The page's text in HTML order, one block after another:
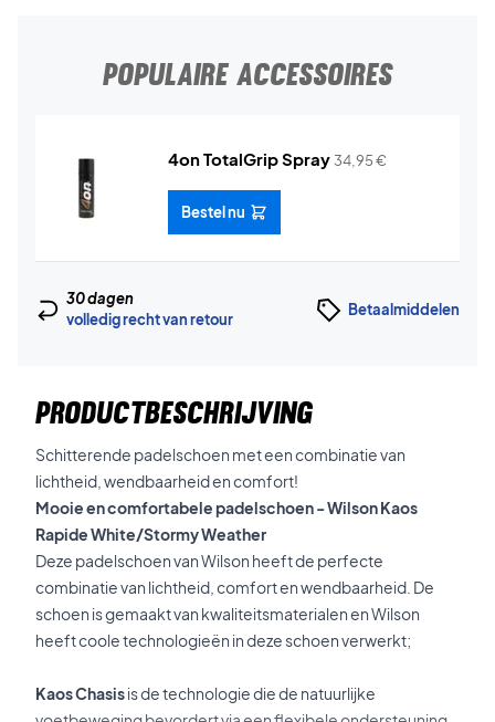
POPULAIRE ACCESSOIRES
4on TotalGrip Spray 34,95€
Bestel nu
30 dagen
volledig recht van retour
Betaalmiddelen
PRODUCTBESCHRIJVING
Schitterende padelschoen met een combinatie van
lichtheid, wendbaarheid en comfort!
Mooie en comfortabele padelschoen - Wilson Kaos
Rapide White/Stormy Weather
Deze padelschoen van Wilson heeft de perfecte
combinatie van lichtheid, comfort en wendbaarheid. De
schoen is gemaakt van kwaliteitsmaterialen en Wilson
heeft coole technologieën in deze schoen verwerkt;
Kaos Chasisis de technologie die de natuurlijke